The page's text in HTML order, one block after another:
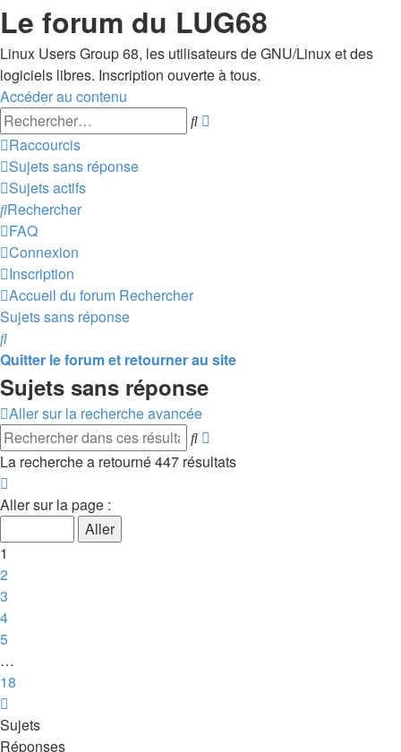
Le forum du LUG68
Linux Users Group 68, les utilisateurs de GNU/Linux et des
logiciels libres. Inscription ouverte à tous.
Accéder au contenu
Rechercher
Raccourcis
Sujets sans réponse
Sujets actifs
Rechercher
FAQ
Connexion
Inscription
Accueil du forum Rechercher
Sujets sans réponse
Rechercher
Quitter le forum et retourner au site
Sujets sans réponse
Aller sur la recherche avancée
Rechercher
avancée
La recherche a retourné 447 résultats
1
18
Aller sur la page :
1
2
3
4
5
…
18
Sujets
Réponses